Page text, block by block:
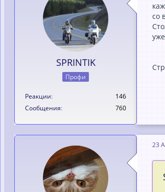
SPRINTIK
Профи
Реакции
146
Сообщения
760
со
23